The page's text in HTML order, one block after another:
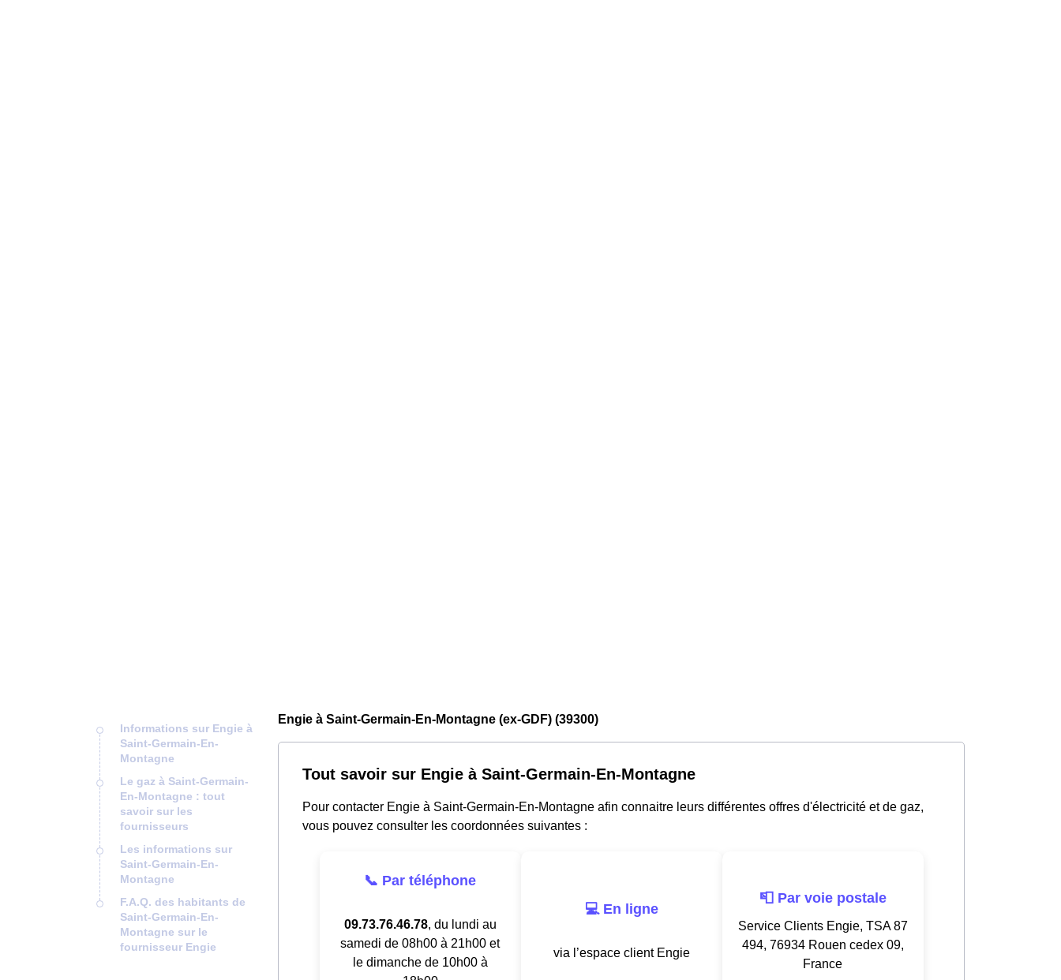
Informations sur Engie à
Saint-Germain-En-
Montagne
Le gaz à Saint-Germain-
En-Montagne : tout
savoir sur les
fournisseurs
Les informations sur
Saint-Germain-En-
Montagne
F.A.Q. des habitants de
Saint-Germain-En-
Montagne sur le
fournisseur Engie
Engie à Saint-Germain-En-Montagne (ex-GDF) (39300)
Tout savoir sur Engie à Saint-Germain-En-Montagne
Pour contacter Engie à Saint-Germain-En-Montagne afin connaitre leurs différentes offres d'électricité et de gaz,
vous pouvez consulter les coordonnées suivantes :
📞 Par téléphone
09.73.76.46.78, du lundi au
samedi de 08h00 à 21h00 et
le dimanche de 10h00 à
💻 En ligne
via l’espace client Engie
📮 Par voie postale
Service Clients Engie, TSA 87
494, 76934 Rouen cedex 09,
France